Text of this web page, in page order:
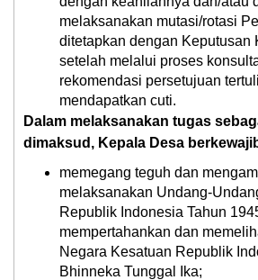
melaksanakan mutasi/rotasi
ditetapkan dengan Keputusan
setelah melalui proses
rekomendasi persetujuan
mendapatkan cuti.
Dalam melaksanakan tugas
dimaksud, Kepala Desa
memegang teguh dan
melaksanakan Undang-
Republik Indonesia Tahun
mempertahankan dan
Negara Kesatuan Republik
Bhinneka Tunggal Ika;